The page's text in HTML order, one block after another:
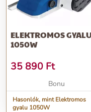
ELEKTROMOS
1050W
35 890 Ft
Bonu
Hasonlók, mint Elektromos
gyalu 1050W